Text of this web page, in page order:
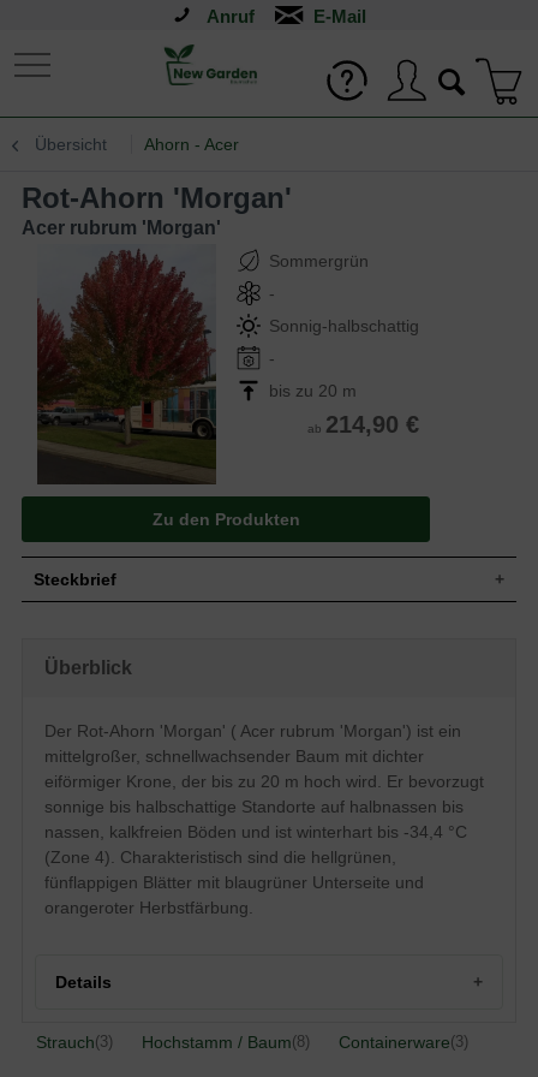
Anruf
Übersicht Ahorn - Acer
Rot-Ahorn 'Morgan'
Acer rubrum 'Morgan'
Sommergrün
-
Sonnig-halbschattig
-
bis zu 20 m
ab 214,90 €
Zu den Produkten
Steckbrief
Blatt
Sommergrün, Blattstiel rot, hellgrünes
Blatt, Unterseite blaugrün, im Herbst
orangerote Färbung, 5 lappig, bis zu 10
cm groß
Frucht
Keine Frucht
Blüte
-
Blütezeit
-
Rinde
Braungrün, junge Zweige rotbraun
Wurzeln
Herzwurzler, feinwurzelig
Standort
Der Acer rubrum 'Morgan' (Rot-Ahorn
Überblick
Der Rot-Ahorn 'Morgan' ( Acer rubrum 'Morgan') ist ein
mittelgroßer, schnellwachsender Baum mit dichter
eiförmiger Krone, der bis zu 20 m hoch wird. Er bevorzugt
sonnige bis halbschattige Standorte auf halbnassen bis
nassen, kalkfreien Böden und ist winterhart bis -34,4 °C
(Zone 4). Charakteristisch sind die hellgrünen,
fünflappigen Blätter mit blaugrüner Unterseite und
orangeroter Herbstfärbung.
Details
Strauch(3) Hochstamm / Baum(8) Containerware(3)